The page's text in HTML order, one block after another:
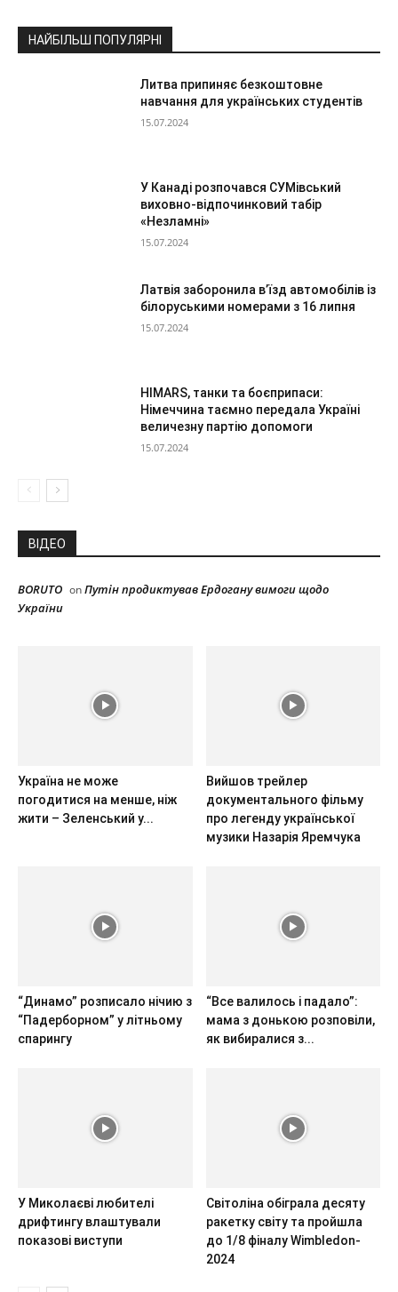
НАЙБІЛЬШ ПОПУЛЯРНІ
Литва припиняє безкоштовне
навчання для українських студентів
15.07.2024
У Канаді розпочався СУМівський
виховно-відпочинковий табір
«Незламні»
15.07.2024
Латвія заборонила в’їзд автомобілів із
білоруськими номерами з 16 липня
15.07.2024
HIMARS, танки та боєприпаси:
Німеччина таємно передала Україні
величезну партію допомоги
15.07.2024
ВІДЕО
BORUTO onПутін продиктував Ердогану вимоги щодо
України
Україна не може
погодитися на менше, ніж
жити – Зеленський у...
Вийшов трейлер
документального фільму
про легенду української
музики Назарія Яремчука
“Динамо” розписало нічию з
“Падерборном” у літньому
спарингу
“Все валилось і падало”:
мама з донькою розповіли,
як вибиралися з...
У Миколаєві любителі
дрифтингу влаштували
показові виступи
Світоліна обіграла десяту
ракетку світу та пройшла
до 1/8 фіналу Wimbledon-
2024